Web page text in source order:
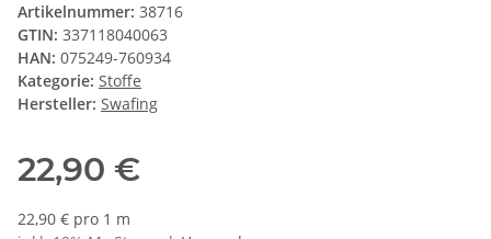
Artikelnummer: 38716
GTIN: 337118040063
HAN: 075249-760934
Kategorie: Stoffe
Hersteller: Swafing
22,90 €
22,90 € pro 1 m